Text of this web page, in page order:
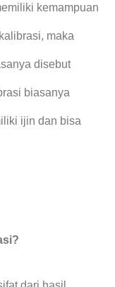
kemampuan
maka
disebut
biasanya
ijin dan bisa